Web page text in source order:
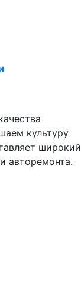
культуру
широкий
авторемонта.